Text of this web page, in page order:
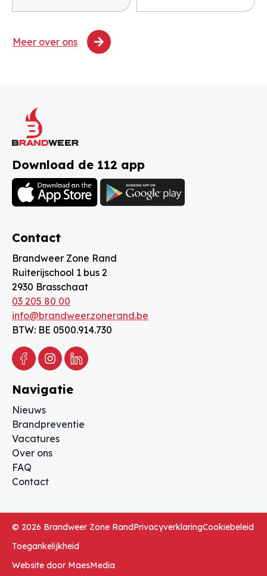
Meer over ons
Download de 112 app
Contact
Brandweer Zone Rand
Ruiterijschool 1 bus 2
2930 Brasschaat
03 205 80 00
info@brandweer.zonerand.be
BTW: BE 0500.914.730
FacebookInstagramLinkedin
Navigatie
Nieuws
Brandpreventie
Vacatures
Over ons
FAQ
Contact
© 2026 Brandweer Zone RandPrivacyverklaringCookiebeleid
Toegankelijkheid
Website door MaesMedia